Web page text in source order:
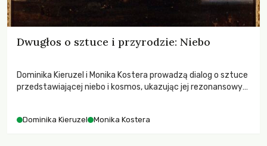
Dwugłos o sztuce i przyrodzie: Niebo
Dominika Kieruzel i Monika Kostera prowadzą dialog o sztuce
przedstawiającej niebo i kosmos, ukazując jej rezonansowy
Dominika Kieruzel Monika Kostera